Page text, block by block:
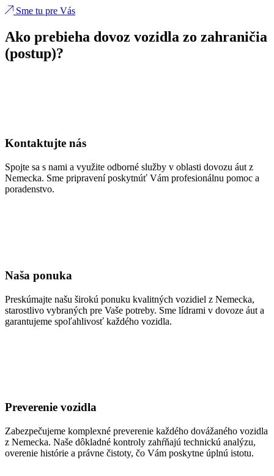
Sme tu pre Vás
Ako prebieha dovoz vozidla zo zahraničia
(postup)?
Kontaktujte nás
Spojte sa s nami a využite odborné služby v oblasti dovozu áut z
Nemecka. Sme pripravení poskytnúť Vám profesionálnu pomoc a
poradenstvo.
Naša ponuka
Preskúmajte našu širokú ponuku kvalitných vozidiel z Nemecka,
starostlivo vybraných pre Vaše potreby. Sme lídrami v dovoze áut a
garantujeme spoľahlivosť každého vozidla.
Preverenie vozidla
Zabezpečujeme komplexné preverenie každého dovážaného vozidla
z Nemecka. Naše dôkladné kontroly zahŕňajú technickú analýzu,
overenie histórie a právne čistoty, čo Vám poskytne úplnú istotu.